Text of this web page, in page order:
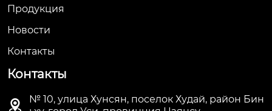
Продукция
Новости
Контакты
Контакты

№ 10, улица Хунсян, поселок Худай, район Бин